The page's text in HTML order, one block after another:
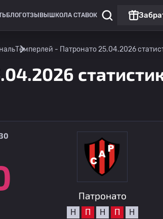
БЛОГОТЗЫВЫ ШКОЛА СТАВОК
Темперлей - Патронато 25.04.2026
Патронато
Н П Н П Н
Примера Б Насьональ
Колегиалес
Патронато